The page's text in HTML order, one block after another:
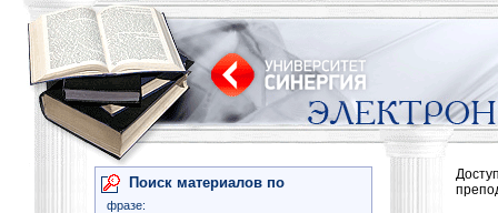
Поиск материалов по
фразе: